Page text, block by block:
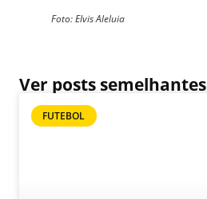
Foto: Elvis Aleluia
Ver posts semelhantes
FUTEBOL